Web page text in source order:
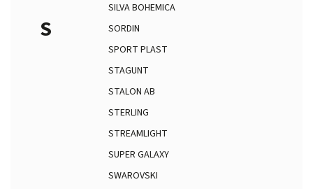
S
SILVA BOHEMICA
SORDIN
SPORT PLAST
STAGUNT
STALON AB
STERLING
STREAMLIGHT
SUPER GALAXY
SWAROVSKI